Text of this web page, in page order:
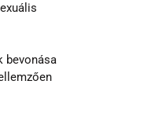
bevonása